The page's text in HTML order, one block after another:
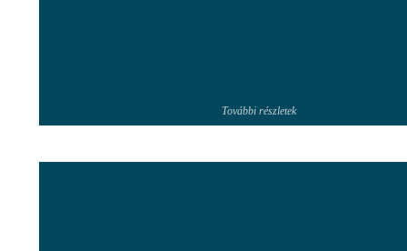
További részletek